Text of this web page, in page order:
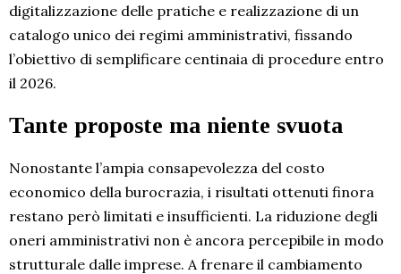
digitalizzazione delle pratiche e realizzazione di un
catalogo unico dei regimi amministrativi, fissando
l’obiettivo di semplificare centinaia di procedure entro
il 2026.
Tante proposte ma niente svuota
Nonostante l’ampia consapevolezza del costo
economico della burocrazia, i risultati ottenuti finora
restano però limitati e insufficienti. La riduzione degli
oneri amministrativi non è ancora percepibile in modo
strutturale dalle imprese. A frenare il cambiamento